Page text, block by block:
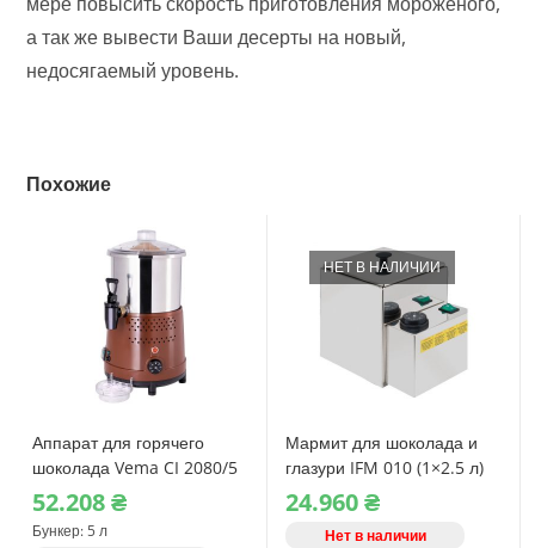
а так же вывести Ваши десерты на новый,
недосягаемый уровень.
Похожие
Аппарат для горячего
шоколада Vema CI 2080/5
52.208₴
Бункер: 5 л
НЕТ В НАЛИЧИИ
Мармит для шоколада и
глазури IFM 010 (1×2.5 л)
24.960₴
Нет в наличии